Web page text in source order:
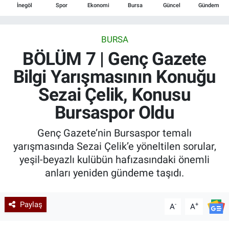
İnegöl Spor Ekonomi Bursa Güncel Gündem
BURSA
BÖLÜM 7 | Genç Gazete
Bilgi Yarışmasının Konuğu
Sezai Çelik, Konusu
Bursaspor Oldu
Genç Gazete’nin Bursaspor temalı
yarışmasında Sezai Çelik’e yöneltilen sorular,
yeşil-beyazlı kulübün hafızasındaki önemli
anları yeniden gündeme taşıdı.
Paylaş A- A+
Ekonomi
Güncel
Kadın & Aile
Kültür & Sanat
Sağlık
Son Dakika Haberleri
Haber Arşivi